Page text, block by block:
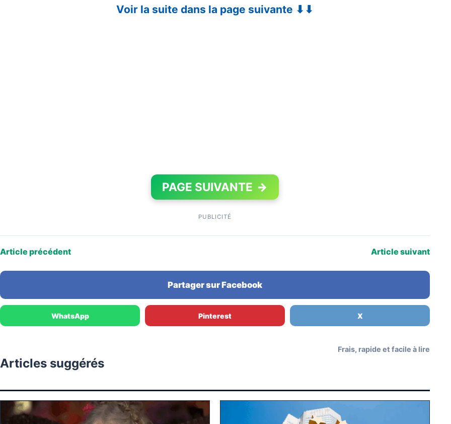
Voir la suite dans la page suivante ⬇⬇
PAGE SUIVANTE →
PUBLICITÉ
Article précédent Article suivant
Partager sur Facebook
WhatsApp Pinterest X
Articles suggérés
Frais, rapide et facile à lire